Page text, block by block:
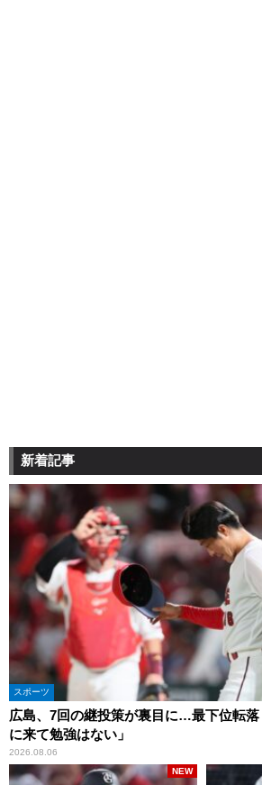
新着記事
スポーツ
広島、7回の継投策が裏目に…最下位転
に来て勉強はない」
2026.08.06
NEW